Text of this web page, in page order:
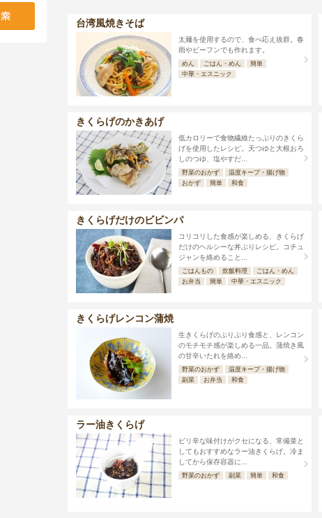
台湾風焼きそば
太麺を使用するので、食べ応え抜群。春
雨やビーフンでも作れます。
めん ごはん・めん
簡単
中華・エスニック
きくらげのかきあげ
低カロリーで食物繊維たっぷりのきくら
げを使用したレシピ。天つゆと大根おろ
しのつゆ、塩やすだ...
野菜のおかず
温度キープ・揚げ物
おかず
簡単 和食
きくらげだけのビビンパ
コリコリした食感が楽しめる、きくらげ
だけのヘルシーな丼ぶりレシピ。コチュ
ジャンを絡めること...
ごはんもの 炊飯料理
ごはん・めん
お弁当
簡単 中華・エスニック
きくらげレンコン蒲焼
生きくらげのぷりぷり食感と、レンコン
のモチモチ感が楽しめる一品。蒲焼き風
の甘辛いたれを絡め...
野菜のおかず
温度キープ・揚げ物
副菜
お弁当 和食
ラー油きくらげ
ピリ辛な味付けがクセになる、常備菜と
してもおすすめなラー油きくらげ。冷ま
してから保存容器に...
野菜のおかず 副菜 簡単 和食